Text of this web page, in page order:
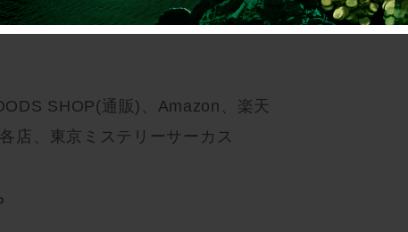
ケ）のみ
SHOP(通販)、Amazon、楽天
店、東京ミステリーサーカス